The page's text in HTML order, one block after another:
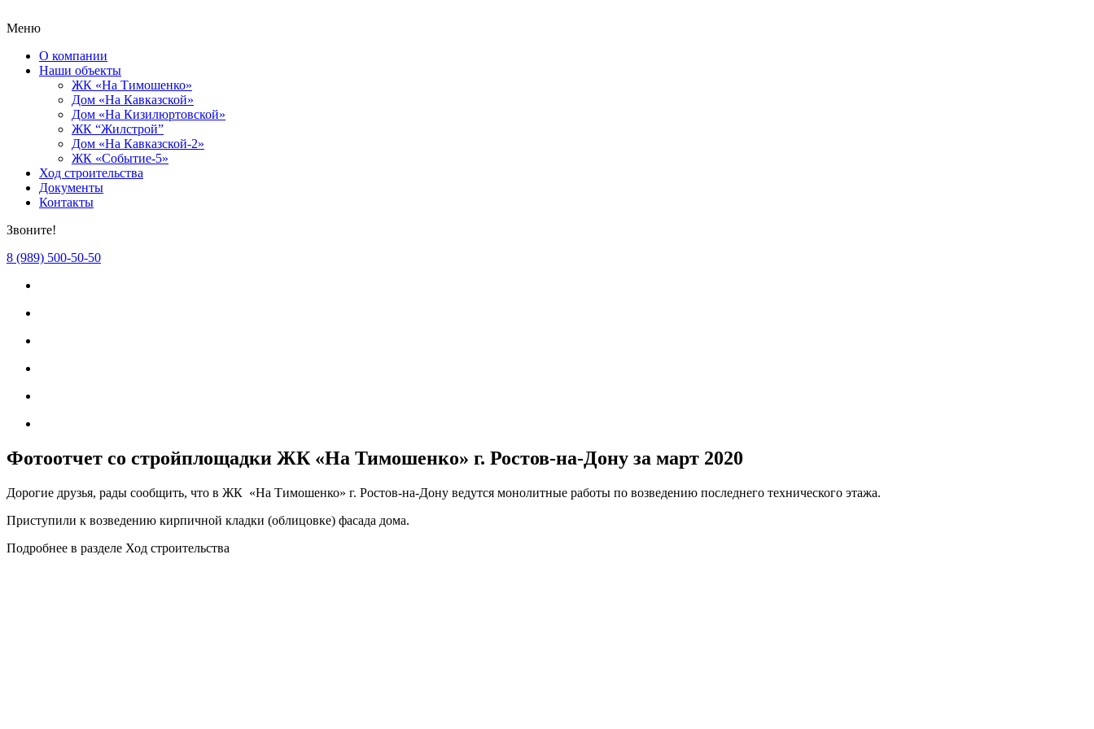
Меню
О компании
Наши объекты
ЖК «На Тимошенко»
Дом «На Кавказской»
Дом «На Кизилюртовской»
ЖК “Жилстрой”
Дом «На Кавказской-2»
ЖК «Событие-5»
Ход строительства
Документы
Контакты
Звоните!
8 (989) 500-50-50
Фотоотчет со стройплощадки ЖК «На Тимошенко» г. Ростов-на-Дону за март 2020
Дорогие друзья, рады сообщить, что в ЖК «На Тимошенко» г. Ростов-на-Дону ведутся монолитные работы по возведению последнего технического этажа.
Приступили к возведению кирпичной кладки (облицовке) фасада дома.
Подробнее в разделе Ход строительства